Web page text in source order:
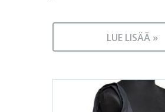
LUE LISÄÄ »